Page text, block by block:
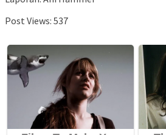
Post Views: 537